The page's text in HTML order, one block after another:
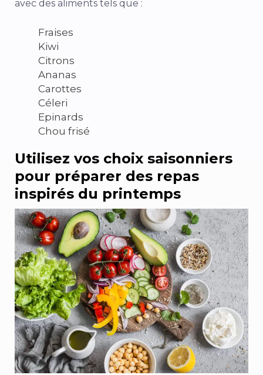
avec des aliments tels que :
Fraises
Kiwi
Citrons
Ananas
Carottes
Céleri
Epinards
Chou frisé
Utilisez vos choix saisonniers
pour préparer des repas
inspirés du printemps